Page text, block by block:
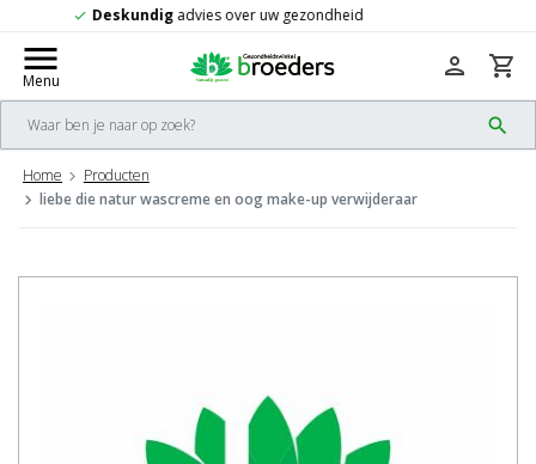
check Gratisverzending vanaf 50,-
menu
Menu
search
person shopping_cart
Home
Producten
liebe die natur wascreme en oog make-up verwijderaar